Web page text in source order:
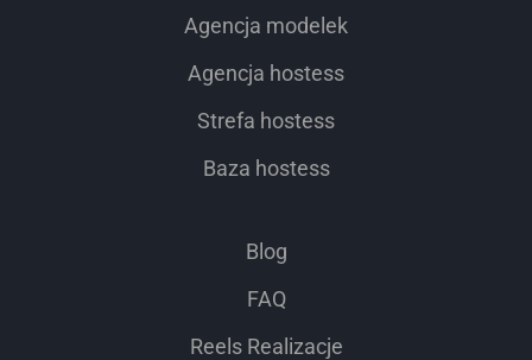
Agencja modelek
Agencja hostess
Strefa hostess
Baza hostess
Blog
FAQ
Reels Realizacje